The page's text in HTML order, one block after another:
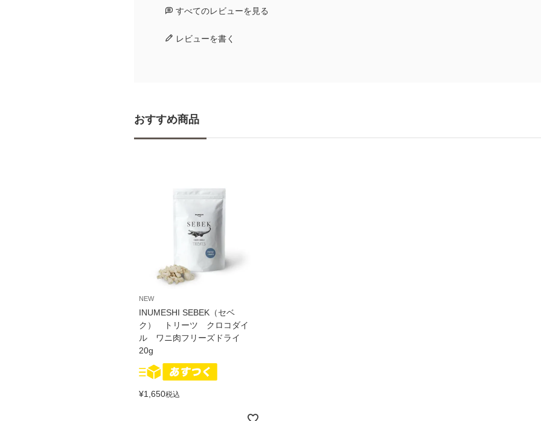
すべてのレビューを見る
レビューを書く
おすすめ商品
NEW
INUMESHI SEBEK（セベ
ク） トリーツ クロコダイ
ル ワニ肉フリーズドライ
20g
¥1,650税込